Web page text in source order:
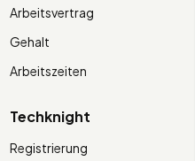
Arbeitsvertrag
Gehalt
Arbeitszeiten
Techknight
Registrierung